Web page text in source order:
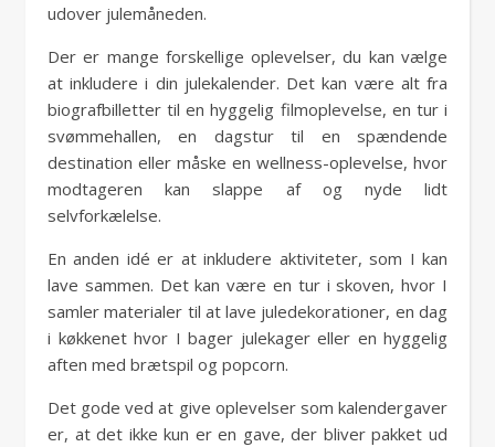
udover julemåneden.
Der er mange forskellige oplevelser, du kan vælge
at inkludere i din julekalender. Det kan være alt fra
biografbilletter til en hyggelig filmoplevelse, en tur i
svømmehallen, en dagstur til en spændende
destination eller måske en wellness-oplevelse, hvor
modtageren kan slappe af og nyde lidt
selvforkælelse.
En anden idé er at inkludere aktiviteter, som I kan
lave sammen. Det kan være en tur i skoven, hvor I
samler materialer til at lave juledekorationer, en dag
i køkkenet hvor I bager julekager eller en hyggelig
aften med brætspil og popcorn.
Det gode ved at give oplevelser som kalendergaver
er, at det ikke kun er en gave, der bliver pakket ud